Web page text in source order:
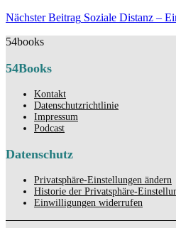
Beitragsnavigation
Nächster Beitrag Soziale Distanz –
54books
54Books
Kontakt
Datenschutzrichtlinie
Impressum
Podcast
Datenschutz
Privatsphäre-Einstellungen ändern
Historie der Privatsphäre-
Einwilligungen widerrufen